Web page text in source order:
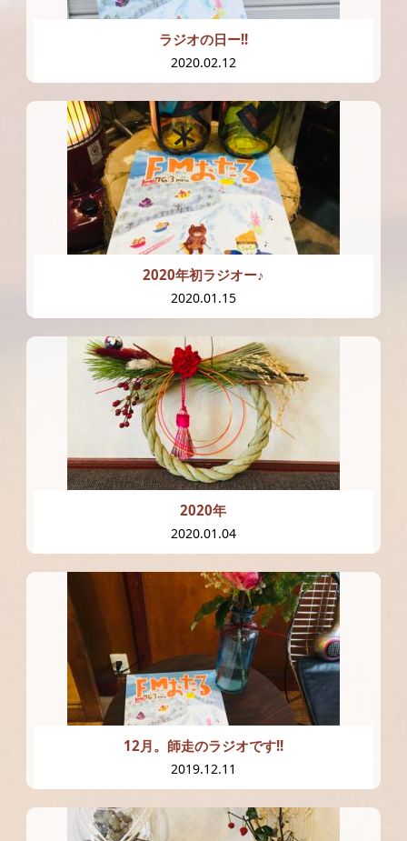
ラジオの日ー!!
2020.02.12
2020年初ラジオー♪
2020.01.15
2020年
2020.01.04
12月。師走のラジオです!!
2019.12.11